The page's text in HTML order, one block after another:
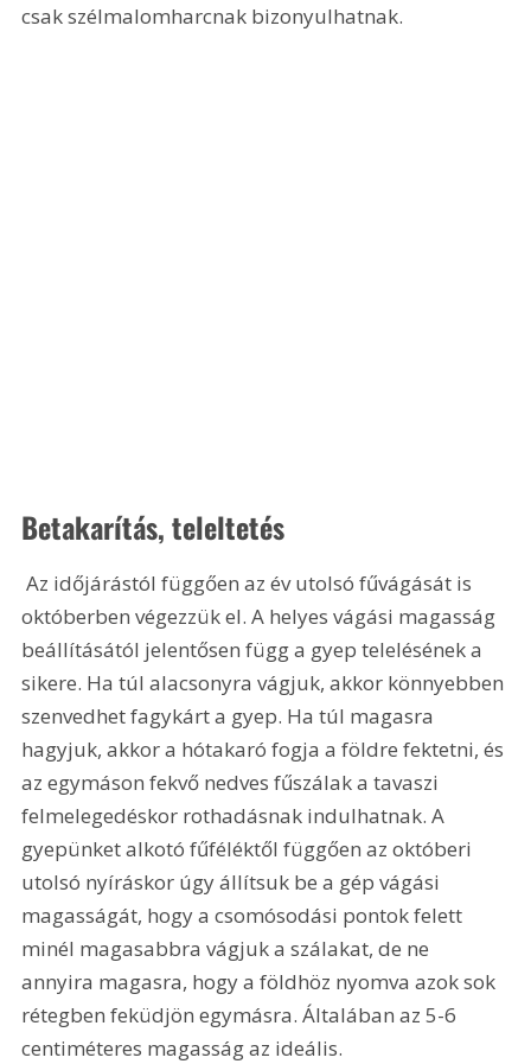
csak szélmalomharcnak bizonyulhatnak.
Betakarítás, teleltetés
Az időjárástól függően az év utolsó fűvágását is
októberben végezzük el. A helyes vágási magasság
beállításától jelentősen függ a gyep telelésének a
sikere. Ha túl alacsonyra vágjuk, akkor könnyebben
szenvedhet fagykárt a gyep. Ha túl magasra
hagyjuk, akkor a hótakaró fogja a földre fektetni, és
az egymáson fekvő nedves fűszálak a tavaszi
felmelegedéskor rothadásnak indulhatnak. A
gyepünket alkotó fűféléktől függően az októberi
utolsó nyíráskor úgy állítsuk be a gép vágási
magasságát, hogy a csomósodási pontok felett
minél magasabbra vágjuk a szálakat, de ne
annyira magasra, hogy a földhöz nyomva azok sok
rétegben feküdjön egymásra. Általában az 5-6
centiméteres magasság az ideális.